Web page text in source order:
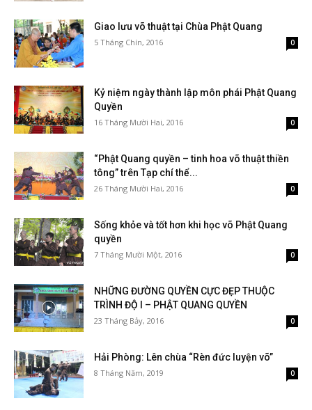
Giao lưu võ thuật tại Chùa Phật Quang
5 Tháng Chín, 2016 0
Kỷ niệm ngày thành lập môn phái Phật Quang
Quyền
16 Tháng Mười Hai, 2016 0
“Phật Quang quyền – tinh hoa võ thuật thiền
tông” trên Tạp chí thể...
26 Tháng Mười Hai, 2016 0
Sống khỏe và tốt hơn khi học võ Phật Quang
quyền
7 Tháng Mười Một, 2016 0
NHỮNG ĐƯỜNG QUYỀN CỰC ĐẸP THUỘC
TRÌNH ĐỘ I – PHẬT QUANG QUYỀN
23 Tháng Bảy, 2016 0
Hải Phòng: Lên chùa “Rèn đức luyện võ”
8 Tháng Năm, 2019 0